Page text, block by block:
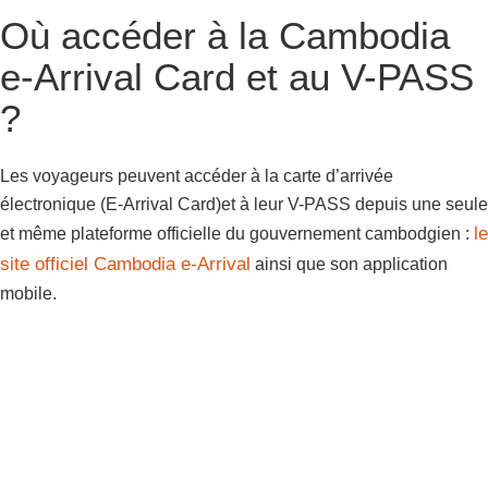
Où accéder à la Cambodia
e-Arrival Card et au V-PASS
?
Les voyageurs peuvent accéder à la carte d’arrivée
électronique (E-Arrival Card)et à leur V-PASS depuis une seule
et même plateforme officielle du gouvernement cambodgien : le
site officiel Cambodia e-Arrival ainsi que son application
mobile.